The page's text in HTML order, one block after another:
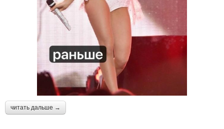
читать дальше →